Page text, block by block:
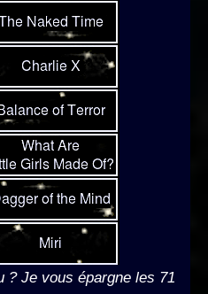
? Je vous épargne les 71